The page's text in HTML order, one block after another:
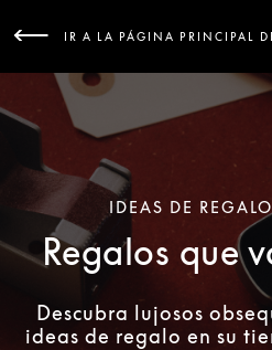
IR A LA PÁGINA PRINCIPAL
IDEAS DE
Regalos que
Descubra lujosos
ideas de regalo en su